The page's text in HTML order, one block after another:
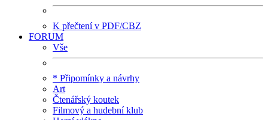
K přečtení v PDF/CBZ
FORUM
Vše
* Připomínky a návrhy
Art
Čtenářský koutek
Filmový a hudební klub